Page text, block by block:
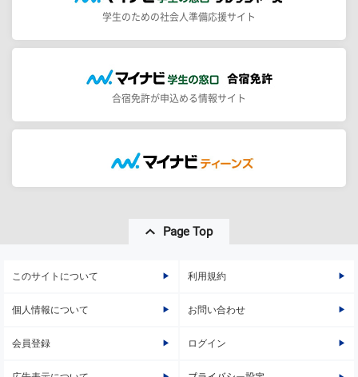
学生のための社会人準備応援サイト
合宿免許が申込める情報サイト
Page Top
このサイトについて 利用規約
個人情報について お問い合わせ
会員登録 ログイン